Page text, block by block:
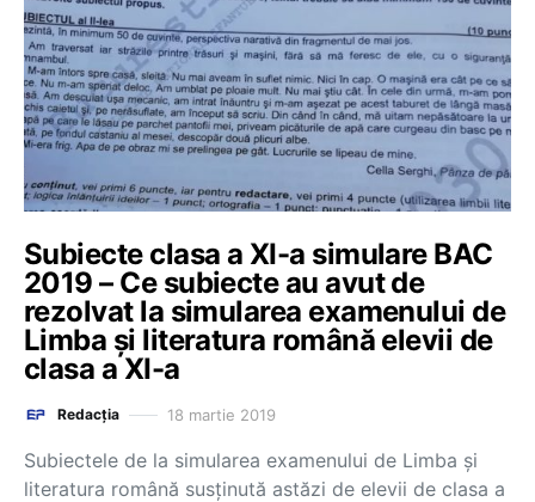
Subiecte clasa a XI-a simulare BAC
2019 – Ce subiecte au avut de
rezolvat la simularea examenului de
Limba și literatura română elevii de
clasa a XI-a
Redacția 18 martie 2019
Subiectele de la simularea examenului de Limba și
literatura română susținută astăzi de elevii de clasa a